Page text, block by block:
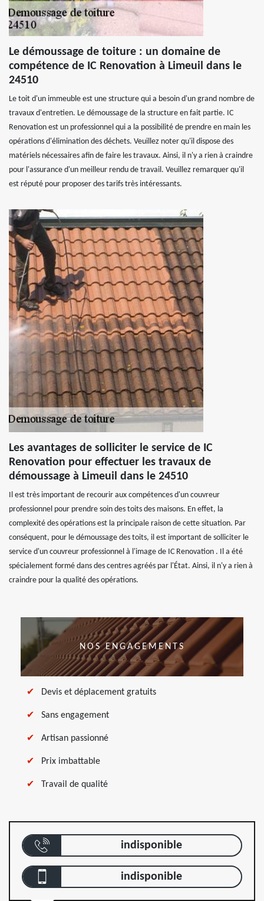
Le démoussage de toiture : un domaine de
compétence de IC Renovation à Limeuil dans le
24510
Le toit d'un immeuble est une structure qui a besoin d'un grand nombre de
travaux d'entretien. Le démoussage de la structure en fait partie. IC
Renovation est un professionnel qui a la possibilité de prendre en main les
opérations d'élimination des déchets. Veuillez noter qu'il dispose des
matériels nécessaires afin de faire les travaux. Ainsi, il n'y a rien à craindre
pour l'assurance d'un meilleur rendu de travail. Veuillez remarquer qu'il
est réputé pour proposer des tarifs très intéressants.
Les avantages de solliciter le service de IC
Renovation pour effectuer les travaux de
démoussage à Limeuil dans le 24510
Il est très important de recourir aux compétences d'un couvreur
professionnel pour prendre soin des toits des maisons. En effet, la
complexité des opérations est la principale raison de cette situation. Par
conséquent, pour le démoussage des toits, il est important de solliciter le
service d'un couvreur professionnel à l'image de IC Renovation . Il a été
spécialement formé dans des centres agréés par l'État. Ainsi, il n'y a rien à
craindre pour la qualité des opérations.
NOS ENGAGEMENTS
Devis et déplacement gratuits
Sans engagement
Artisan passionné
Prix imbattable
Travail de qualité
indisponible
indisponible